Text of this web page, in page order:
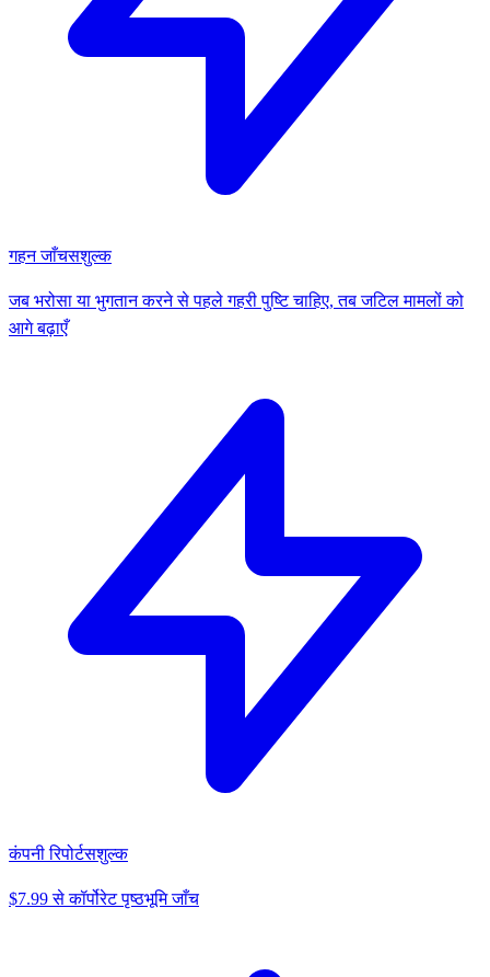
गहन जाँचसशुल्क
जब भरोसा या भुगतान करने से पहले गहरी पुष्टि चाहिए, तब जटिल मामलों को
आगे बढ़ाएँ
कंपनी रिपोर्टसशुल्क
$7.99 से कॉर्पोरेट पृष्ठभूमि जाँच